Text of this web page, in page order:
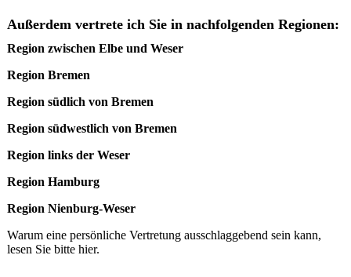
Außerdem vertrete ich Sie in nachfolgenden Regionen:
Region zwischen Elbe und Weser
Region Bremen
Region südlich von Bremen
Region südwestlich von Bremen
Region links der Weser
Region Hamburg
Region Nienburg-Weser
Warum eine persönliche Vertretung ausschlaggebend sein kann,
lesen Sie bitte hier.